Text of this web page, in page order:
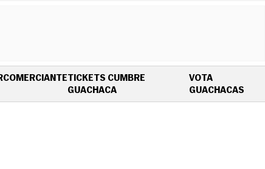
COMERCIANTETICKETS CUMBRE
GUACHACAOPENS IN NEW WINDOW
VOTA
GUACHACAS